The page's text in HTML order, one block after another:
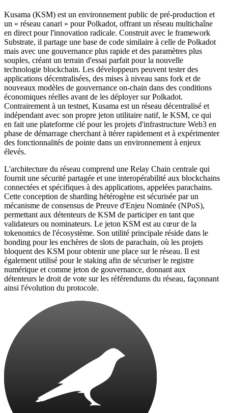
Kusama (KSM) est un environnement public de pré-production et
un « réseau canari » pour Polkadot, offrant un réseau multichaîne
en direct pour l'innovation radicale. Construit avec le framework
Substrate, il partage une base de code similaire à celle de Polkadot
mais avec une gouvernance plus rapide et des paramètres plus
souples, créant un terrain d'essai parfait pour la nouvelle
technologie blockchain. Les développeurs peuvent tester des
applications décentralisées, des mises à niveau sans fork et de
nouveaux modèles de gouvernance on-chain dans des conditions
économiques réelles avant de les déployer sur Polkadot.
Contrairement à un testnet, Kusama est un réseau décentralisé et
indépendant avec son propre jeton utilitaire natif, le KSM, ce qui
en fait une plateforme clé pour les projets d'infrastructure Web3 en
phase de démarrage cherchant à itérer rapidement et à expérimenter
des fonctionnalités de pointe dans un environnement à enjeux
élevés.
L'architecture du réseau comprend une Relay Chain centrale qui
fournit une sécurité partagée et une interopérabilité aux blockchains
connectées et spécifiques à des applications, appelées parachains.
Cette conception de sharding hétérogène est sécurisée par un
mécanisme de consensus de Preuve d'Enjeu Nominée (NPoS),
permettant aux détenteurs de KSM de participer en tant que
validateurs ou nominateurs. Le jeton KSM est au cœur de la
tokenomics de l'écosystème. Son utilité principale réside dans le
bonding pour les enchères de slots de parachain, où les projets
bloquent des KSM pour obtenir une place sur le réseau. Il est
également utilisé pour le staking afin de sécuriser le registre
numérique et comme jeton de gouvernance, donnant aux
détenteurs le droit de vote sur les référendums du réseau, façonnant
ainsi l'évolution du protocole.